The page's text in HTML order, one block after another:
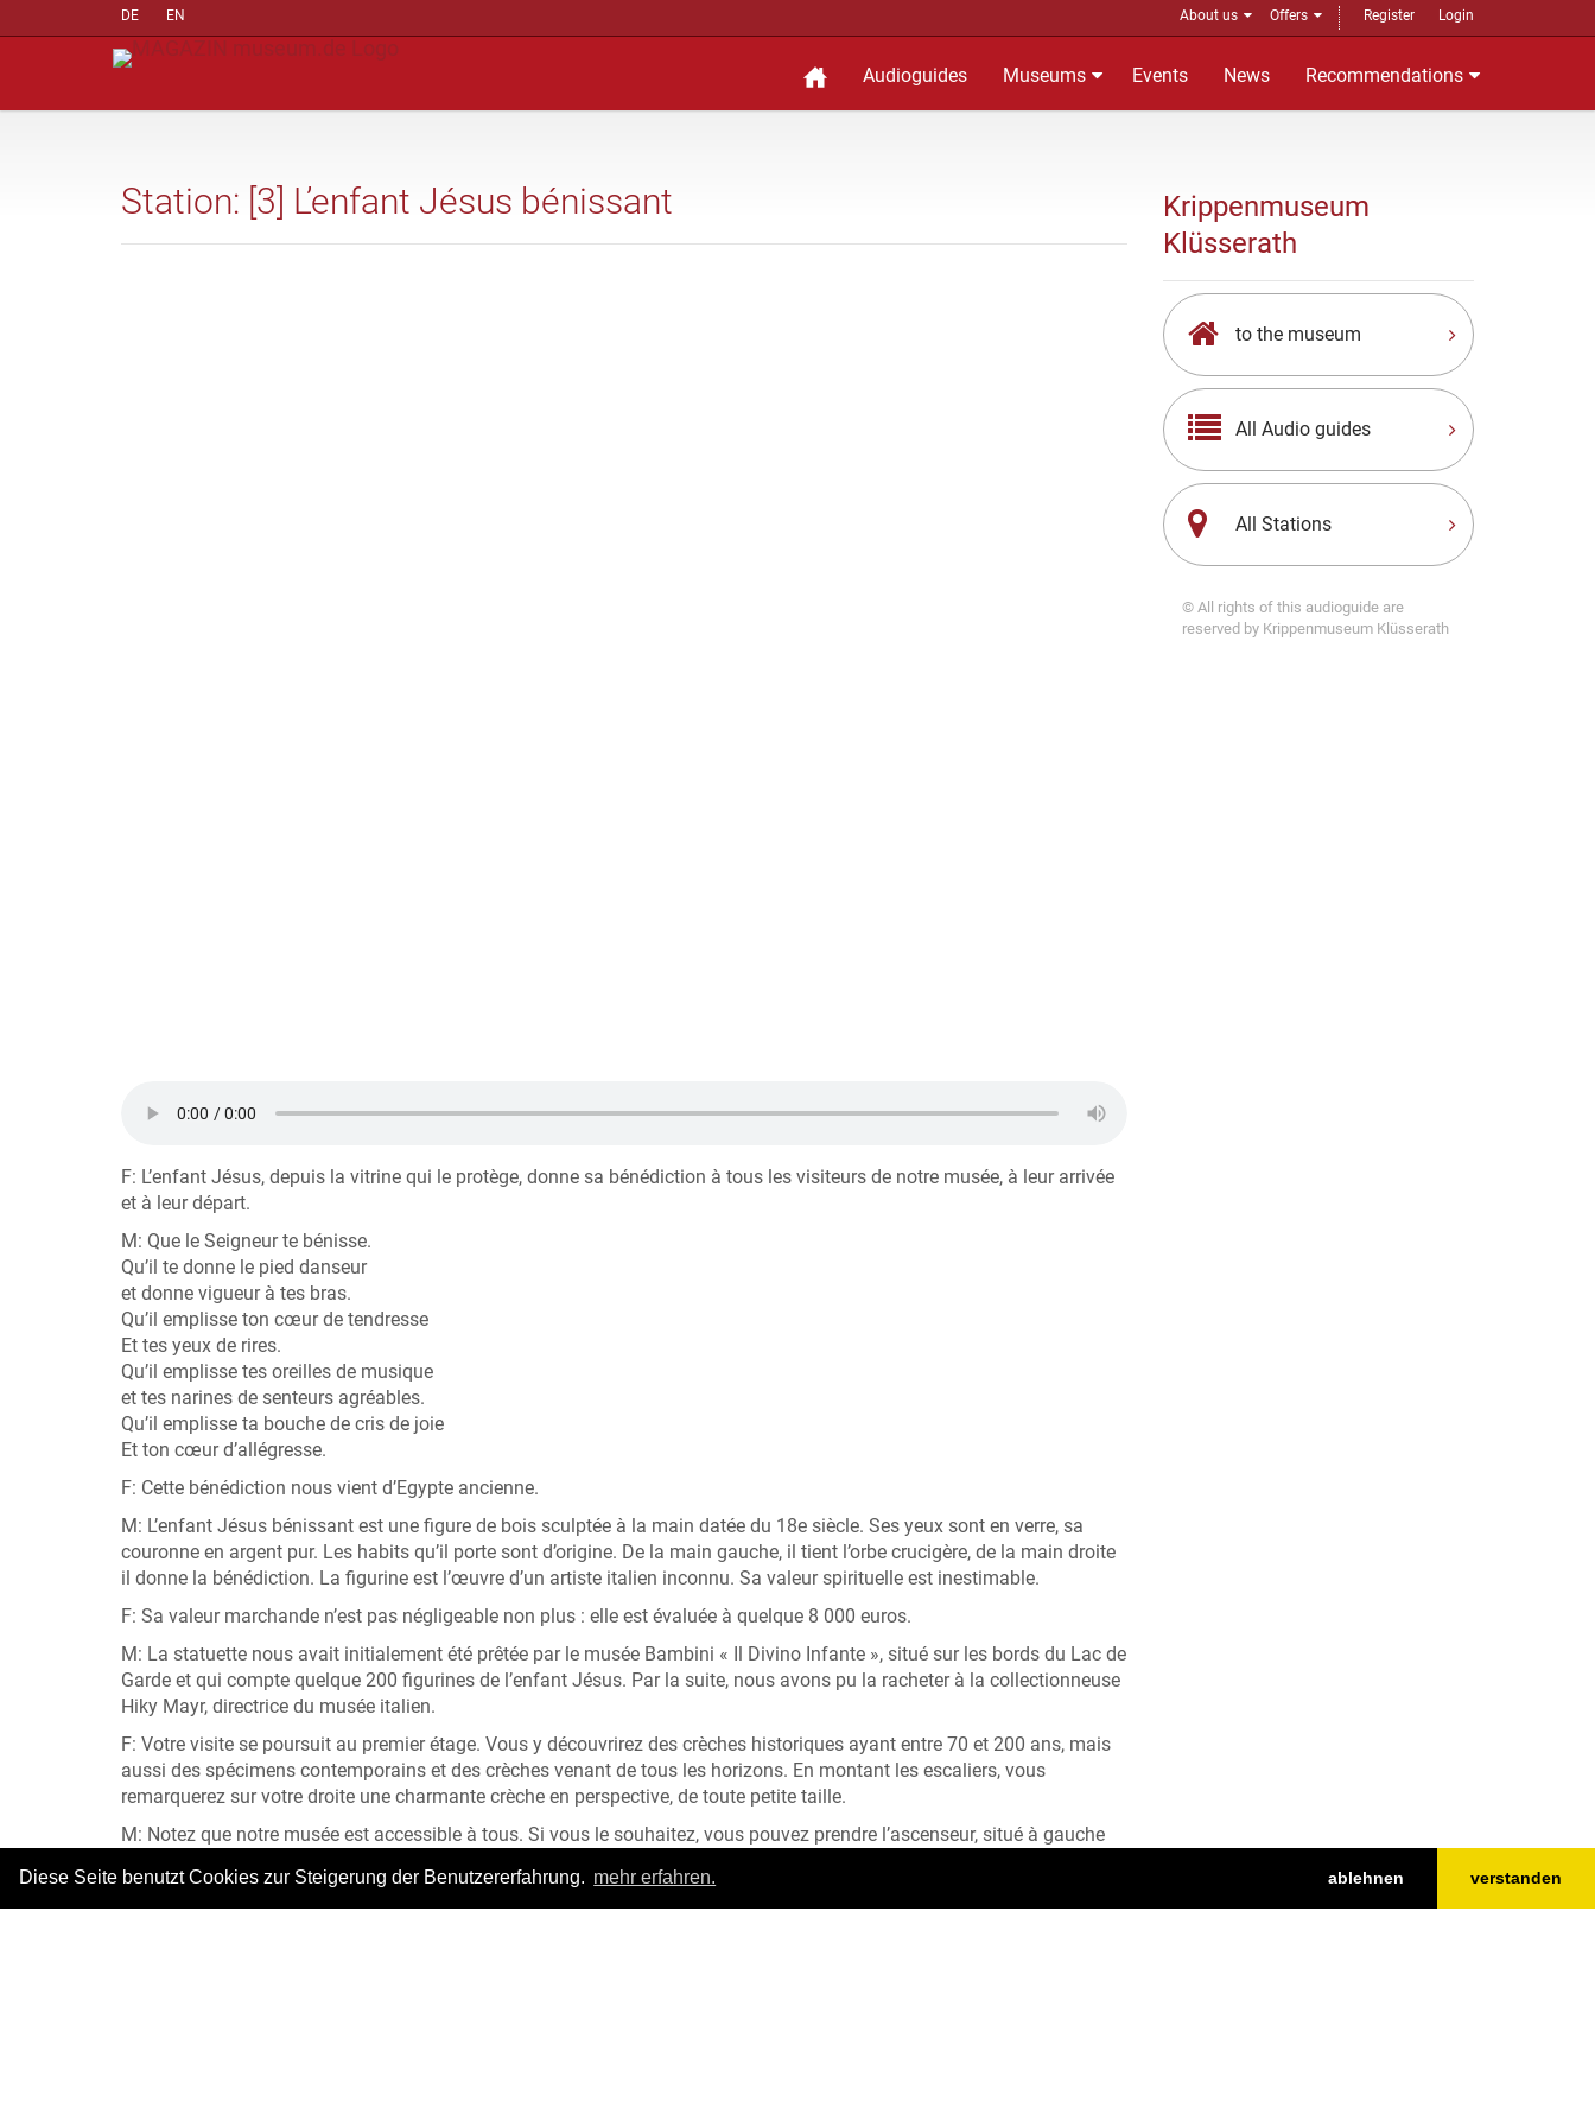
Diese Seite benutzt Cookies zur Steigerung der Benutzererfahrung. mehr erfahren. ablehnen verstanden
DE EN About us Offers Register Login
Audioguides Museums Events News Recommendations
Station: [3] L’enfant Jésus bénissant
F: L’enfant Jésus, depuis la vitrine qui le protège, donne sa bénédiction à tous les visiteurs de notre musée, à leur arrivée
et à leur départ.
M: Que le Seigneur te bénisse.
Qu’il te donne le pied danseur
et donne vigueur à tes bras.
Qu’il emplisse ton cœur de tendresse
Et tes yeux de rires.
Qu’il emplisse tes oreilles de musique
et tes narines de senteurs agréables.
Qu’il emplisse ta bouche de cris de joie
Et ton cœur d’allégresse.
F: Cette bénédiction nous vient d’Egypte ancienne.
M: L’enfant Jésus bénissant est une figure de bois sculptée à la main datée du 18e siècle. Ses yeux sont en verre, sa
couronne en argent pur. Les habits qu’il porte sont d’origine. De la main gauche, il tient l’orbe crucigère, de la main droite
il donne la bénédiction. La figurine est l’œuvre d’un artiste italien inconnu. Sa valeur spirituelle est inestimable.
F: Sa valeur marchande n’est pas négligeable non plus : elle est évaluée à quelque 8 000 euros.
M: La statuette nous avait initialement été prêtée par le musée Bambini « Il Divino Infante », situé sur les bords du Lac de
Garde et qui compte quelque 200 figurines de l’enfant Jésus. Par la suite, nous avons pu la racheter à la collectionneuse
Hiky Mayr, directrice du musée italien.
F: Votre visite se poursuit au premier étage. Vous y découvrirez des crèches historiques ayant entre 70 et 200 ans, mais
aussi des spécimens contemporains et des crèches venant de tous les horizons. En montant les escaliers, vous
remarquerez sur votre droite une charmante crèche en perspective, de toute petite taille.
M: Notez que notre musée est accessible à tous. Si vous le souhaitez, vous pouvez prendre l’ascenseur, situé à gauche
Krippenmuseum
Klüsserath
to the museum
All Audio guides
All Stations
© All rights of this audioguide are
reserved by Krippenmuseum Klüsserath